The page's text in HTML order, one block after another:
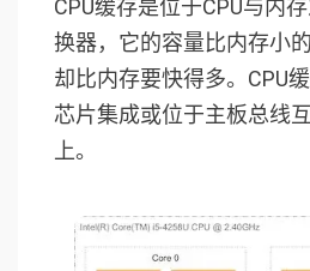
CPU缓存是位于CPU与内
换器，它的容量比内存小
却比内存要快得多。CPU
芯片集成或位于主板总线
上。